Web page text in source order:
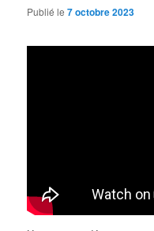
Publié le7 octobre 2023